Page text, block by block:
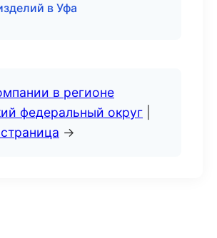
в Уфа
в регионе
федеральный округ
→